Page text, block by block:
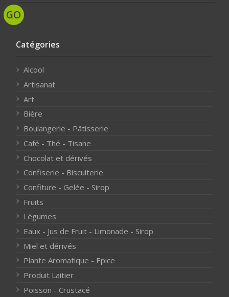
Catégories
Alcool
Artisanat
Art
Bière
Boulangerie - Pâtisserie
Café - Thé - Tisane
Chocolat et dérivés
Confiserie - Biscuiterie
Confiture - Gelée - Sirop
Fruits
Légumes
Eaux - Jus de Fruit - Limonade - Sirop
Miel et dérivés
Plante Aromatique - Epice
Produit Laitier
Poisson - Crustacé